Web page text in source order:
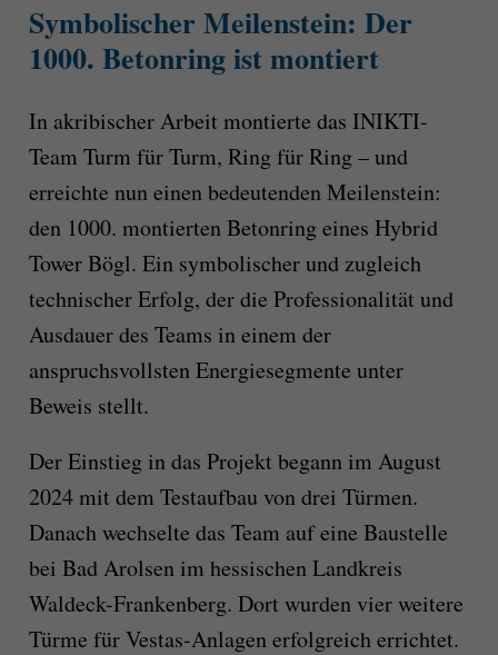
Symbolischer Meilenstein: Der
1000. Betonring ist montiert
In akribischer Arbeit montierte das INIKTI-
Team Turm für Turm, Ring für Ring – und
erreichte nun einen bedeutenden Meilenstein:
den 1000. montierten Betonring eines Hybrid
Tower Bögl. Ein symbolischer und zugleich
technischer Erfolg, der die Professionalität und
Ausdauer des Teams in einem der
anspruchsvollsten Energiesegmente unter
Beweis stellt.
Der Einstieg in das Projekt begann im August
2024 mit dem Testaufbau von drei Türmen.
Danach wechselte das Team auf eine Baustelle
bei Bad Arolsen im hessischen Landkreis
Waldeck-Frankenberg. Dort wurden vier weitere
Türme für Vestas-Anlagen erfolgreich errichtet.